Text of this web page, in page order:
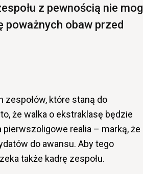
z pewnością nie
poważnych obaw przed
które staną do
że walka o ekstraklasę będzie
pierwszoligowe realia – marką, że
do awansu. Aby tego
także kadrę zespołu.